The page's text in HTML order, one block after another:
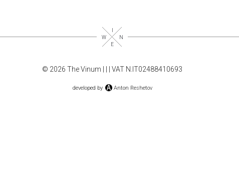
© 2026 The Vinum | | VAT N.IT02488410693
developed by Anton Reshetov